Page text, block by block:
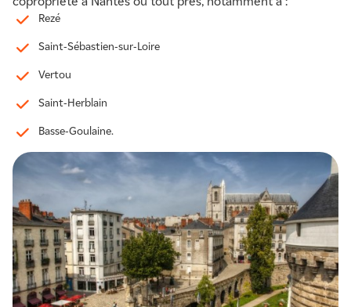
Rezé
Saint-Sébastien-sur-Loire
Vertou
Saint-Herblain
Basse-Goulaine.